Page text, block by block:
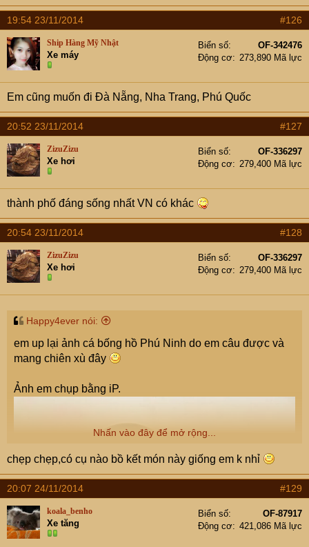
19:54 23/11/2014 #126
Ship Hàng Mỹ Nhật
Xe máy
Biển số
OF-342476
Động cơ
273,890 Mã lực
Em cũng muốn đi Đà Nẵng, Nha Trang, Phú Quốc
20:52 23/11/2014 #127
ZizuZizu
Xe hơi
Biển số
OF-336297
Động cơ
279,400 Mã lực
thành phố đáng sống nhất VN có khác
20:54 23/11/2014 #128
ZizuZizu
Xe hơi
Biển số
OF-336297
Động cơ
279,400 Mã lực
Happy4ever nói:
em up lại ảnh cá bống hồ Phú Ninh do em câu được và
mang chiên xù đây
Ảnh em chụp bằng iP.
Nhấn vào đây để mở rộng...
chẹp chẹp,có cụ nào bồ kết món này giống em k nhỉ
20:07 24/11/2014 #129
koala_benho
Xe tăng
Biển số
OF-87917
Động cơ
421,086 Mã lực